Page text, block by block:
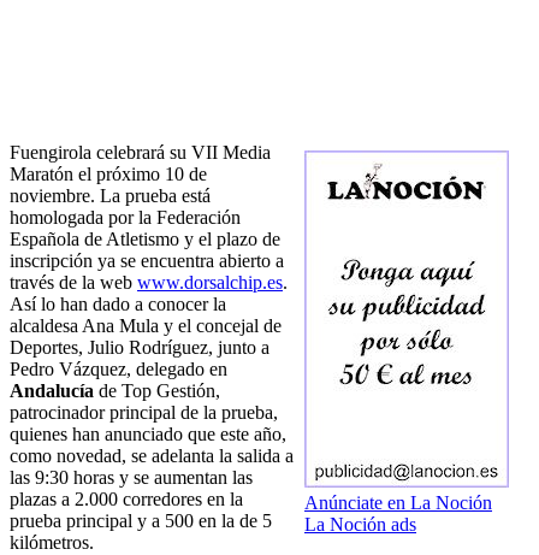
Anúnciate en La Noción
La Noción ads
Fuengirola celebrará su VII Media
Maratón el próximo 10 de
noviembre. La prueba está
homologada por la Federación
Española de Atletismo y el plazo de
inscripción ya se encuentra abierto a
través de la web www.dorsalchip.es.
Así lo han dado a conocer la
alcaldesa Ana Mula y el concejal de
Deportes, Julio Rodríguez, junto a
Pedro Vázquez, delegado en
Andalucía de Top Gestión,
patrocinador principal de la prueba,
quienes han anunciado que este año,
como novedad, se adelanta la salida a
las 9:30 horas y se aumentan las
plazas a 2.000 corredores en la
prueba principal y a 500 en la de 5
kilómetros.